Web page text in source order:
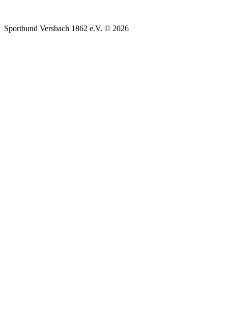
Sportbund Versbach 1862 e.V. © 2026